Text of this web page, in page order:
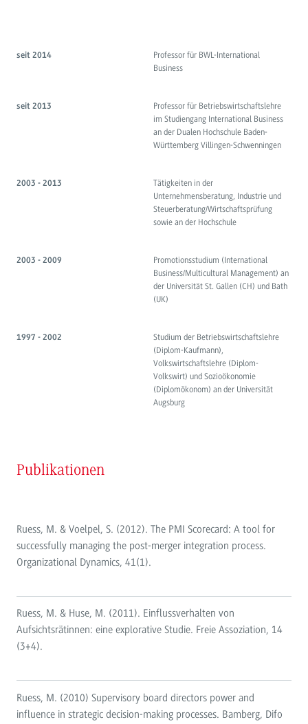
seit 2014
Professor für BWL-International
Business
seit 2013
Professor für Betriebswirtschaftslehre
im Studiengang International Business
an der Dualen Hochschule Baden-
Württemberg Villingen-Schwenningen
2003 - 2013
Tätigkeiten in der
Unternehmensberatung, Industrie und
Steuerberatung/Wirtschaftsprüfung
sowie an der Hochschule
2003 - 2009
Promotionsstudium (International
Business/Multicultural Management) an
der Universität St. Gallen (CH) und Bath
(UK)
1997 - 2002
Studium der Betriebswirtschaftslehre
(Diplom-Kaufmann),
Volkswirtschaftslehre (Diplom-
Volkswirt) und Sozioökonomie
(Diplomökonom) an der Universität
Augsburg
Publikationen
Ruess, M. & Voelpel, S. (2012). The PMI Scorecard: A tool for
successfully managing the post-merger integration process.
Organizational Dynamics, 41(1).
Ruess, M. & Huse, M. (2011). Einflussverhalten von
Aufsichtsrätinnen: eine explorative Studie. Freie Assoziation, 14
(3+4).
Ruess, M. (2010) Supervisory board directors power and
influence in strategic decision-making processes. Bamberg, Difo